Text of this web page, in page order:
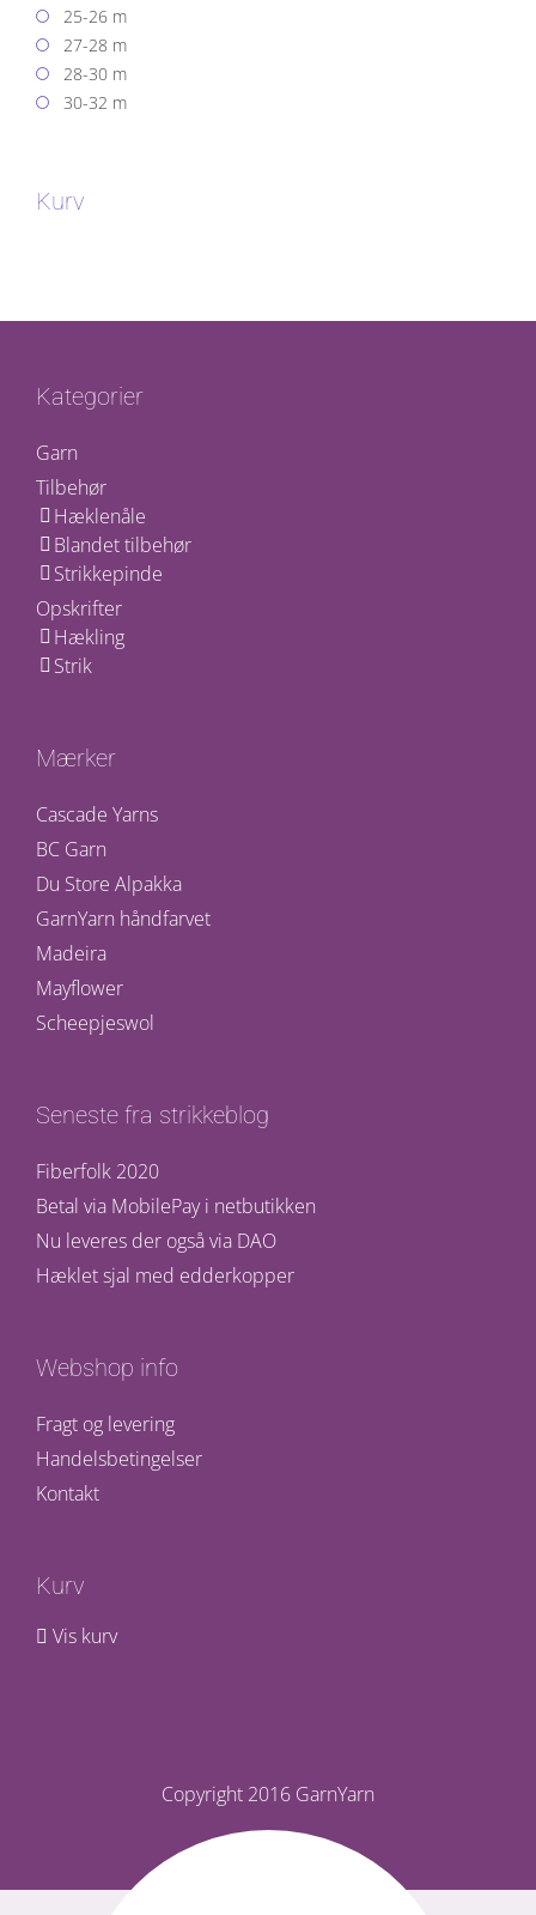
25-26 m
27-28 m
28-30 m
30-32 m
Kurv
Kategorier
Garn
Tilbehør
Hæklenåle
Blandet tilbehør
Strikkepinde
Opskrifter
Hækling
Strik
Mærker
Cascade Yarns
BC Garn
Du Store Alpakka
GarnYarn håndfarvet
Madeira
Mayflower
Scheepjeswol
Seneste fra strikkeblog
Fiberfolk 2020
Betal via MobilePay i netbutikken
Nu leveres der også via DAO
Hæklet sjal med edderkopper
Webshop info
Fragt og levering
Handelsbetingelser
Kontakt
Kurv
Vis kurv
Copyright 2016 GarnYarn
Facebook